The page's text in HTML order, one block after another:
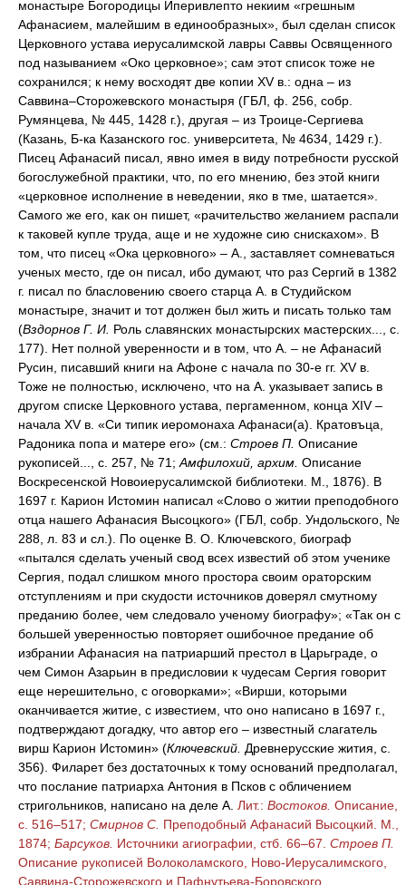
монастыре Богородицы Иперивлепто некиим «грешным
Афанасием, малейшим в единообразных», был сделан список
Церковного устава иерусалимской лавры Саввы Освященного
под называнием «Око церковное»; сам этот список тоже не
сохранился; к нему восходят две копии XV в.: одна – из
Саввина–Сторожевского монастыря (ГБЛ, ф. 256, собр.
Румянцева, № 445, 1428 г.), другая – из Троице-Сергиева
(Казань, Б-ка Казанского гос. университета, № 4634, 1429 г.).
Писец Афанасий писал, явно имея в виду потребности русской
богослужебной практики, что, по его мнению, без этой книги
«церковное исполнение в неведении, яко в тме, шатается».
Самого же его, как он пишет, «рачительство желанием распали
к таковей купле труда, аще и не художне сию снискахом». В
том, что писец «Ока церковного» – А., заставляет сомневаться
ученых место, где он писал, ибо думают, что раз Сергий в 1382
г. писал по бласловению своего старца А. в Студийском
монастыре, значит и тот должен был жить и писать только там
(Вздорнов Г. И. Роль славянских монастырских мастерских..., с.
177). Нет полной уверенности и в том, что А. – не Афанасий
Русин, писавший книги на Афоне с начала по 30-е гг. XV в.
Тоже не полностью, исключено, что на А. указывает запись в
другом списке Церковного устава, пергаменном, конца XIV –
начала XV в. «Си типик иеромонаха Афанаси(а). Кратовъца,
Радоника попа и матере его» (см.: Строев П. Описание
рукописей..., с. 257, № 71; Амфилохий, архим. Описание
Воскресенской Новоиерусалимской библиотеки. М., 1876). В
1697 г. Карион Истомин написал «Слово о житии преподобного
отца нашего Афанасия Высоцкого» (ГБЛ, собр. Ундольского, №
288, л. 83 и сл.). По оценке В. О. Ключевского, биограф
«пытался сделать ученый свод всех известий об этом ученике
Сергия, подал слишком много простора своим ораторским
отступлениям и при скудости источников доверял смутному
преданию более, чем следовало ученому биографу»; «Так он с
большей уверенностью повторяет ошибочное предание об
избрании Афанасия на патриарший престол в Царьграде, о
чем Симон Азарьин в предисловии к чудесам Сергия говорит
еще нерешительно, с оговорками»; «Вирши, которыми
оканчивается житие, с известием, что оно написано в 1697 г.,
подтверждают догадку, что автор его – известный слагатель
вирш Карион Истомин» (Ключевский. Древнерусские жития, с.
356). Филарет без достаточных к тому оснований предполагал,
что послание патриарха Антония в Псков с обличением
стригольников, написано на деле А. Лит.: Востоков. Описание,
с. 516–517; Смирнов С. Преподобный Афанасий Высоцкий. М.,
1874; Барсуков. Источники агиографии, стб. 66–67. Строев П.
Описание рукописей Волоколамского, Ново-Иерусалимского,
Саввина-Сторожевского и Пафнутьева-Боровского